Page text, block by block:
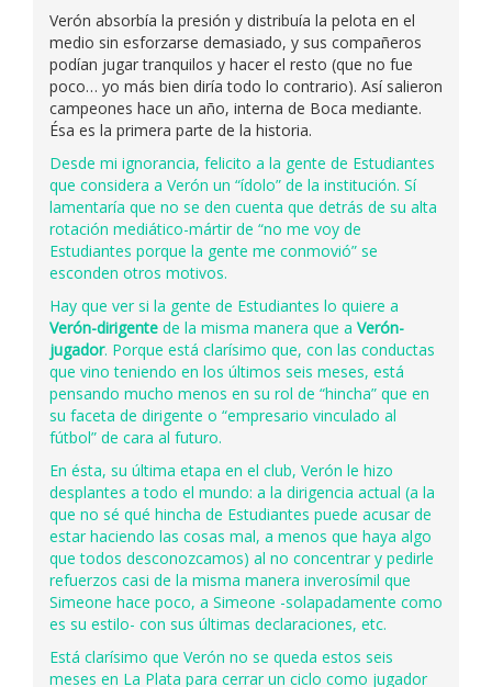
Verón absorbía la presión y distribuía la pelota en el
medio sin esforzarse demasiado, y sus compañeros
podían jugar tranquilos y hacer el resto (que no fue
poco… yo más bien diría todo lo contrario). Así salieron
campeones hace un año, interna de Boca mediante.
Ésa es la primera parte de la historia.
Desde mi ignorancia, felicito a la gente de Estudiantes
que considera a Verón un “ídolo” de la institución. Sí
lamentaría que no se den cuenta que detrás de su alta
rotación mediático-mártir de “no me voy de
Estudiantes porque la gente me conmovió” se
esconden otros motivos.
Hay que ver si la gente de Estudiantes lo quiere a
Verón-dirigente de la misma manera que a Verón-
jugador. Porque está clarísimo que, con las conductas
que vino teniendo en los últimos seis meses, está
pensando mucho menos en su rol de “hincha” que en
su faceta de dirigente o “empresario vinculado al
fútbol” de cara al futuro.
En ésta, su última etapa en el club, Verón le hizo
desplantes a todo el mundo: a la dirigencia actual (a la
que no sé qué hincha de Estudiantes puede acusar de
estar haciendo las cosas mal, a menos que haya algo
que todos desconozcamos) al no concentrar y pedirle
refuerzos casi de la misma manera inverosímil que
Simeone hace poco, a Simeone -solapadamente como
es su estilo- con sus últimas declaraciones, etc.
Está clarísimo que Verón no se queda estos seis
meses en La Plata para cerrar un ciclo como jugador